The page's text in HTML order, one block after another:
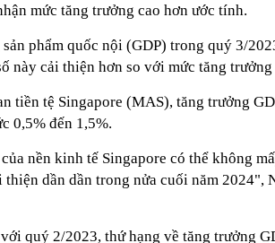
mức tăng trưởng cao hơn ước tính.
phẩm quốc nội (GDP) trong quý 3/
này cải thiện hơn so với mức tăng
tiền tệ Singapore (MAS), tăng trưởng
0,5% đến 1,5%.
nền kinh tế Singapore có thể không
thiện dần dần trong nửa cuối năm 2024",
quý 2/2023, thứ hạng về tăng trưởng